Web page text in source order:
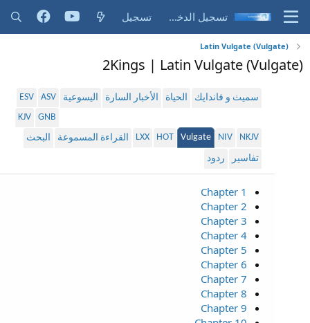
تسجيل الدخول تسجيل
Latin Vulgate (Vulgate)
2Kings | Latin Vulgate (Vulgate)
سميث و فاندايك الحياة الأخبار السارة اليسوعية ASV
ESV
GNB
KJV
NKJV
NIV
Vulgate
HOT
LXX القراءة المسموعة
البحث
تفاسير
ردود
Chapter 1
Chapter 2
Chapter 3
Chapter 4
Chapter 5
Chapter 6
Chapter 7
Chapter 8
Chapter 9